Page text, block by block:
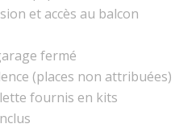
et accès au balcon
fermé
(places non attribuées)
fournis en kits